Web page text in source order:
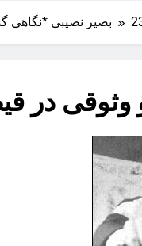
بصیر نصیبی *نگاهی
در